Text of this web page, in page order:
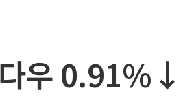
우 0.91%↓